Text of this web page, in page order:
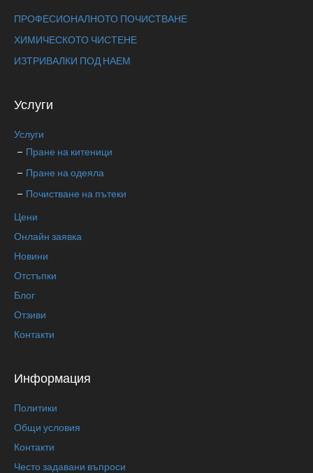
ПРОФЕСИОНАЛНОТО ПОЧИСТВАНЕ
ХИМИЧЕСКОТО ЧИСТЕНЕ
ИЗТРИВАЛКИ ПОД НАЕМ
Услуги
Услуги
Пране на китеници
Пране на одеяла
Почистване на пътеки
Цени
Онлайн заявка
Новини
Отстъпки
Блог
Отзиви
Контакти
Информация
Политики
Общи условия
Контакти
Често задавани въпроси